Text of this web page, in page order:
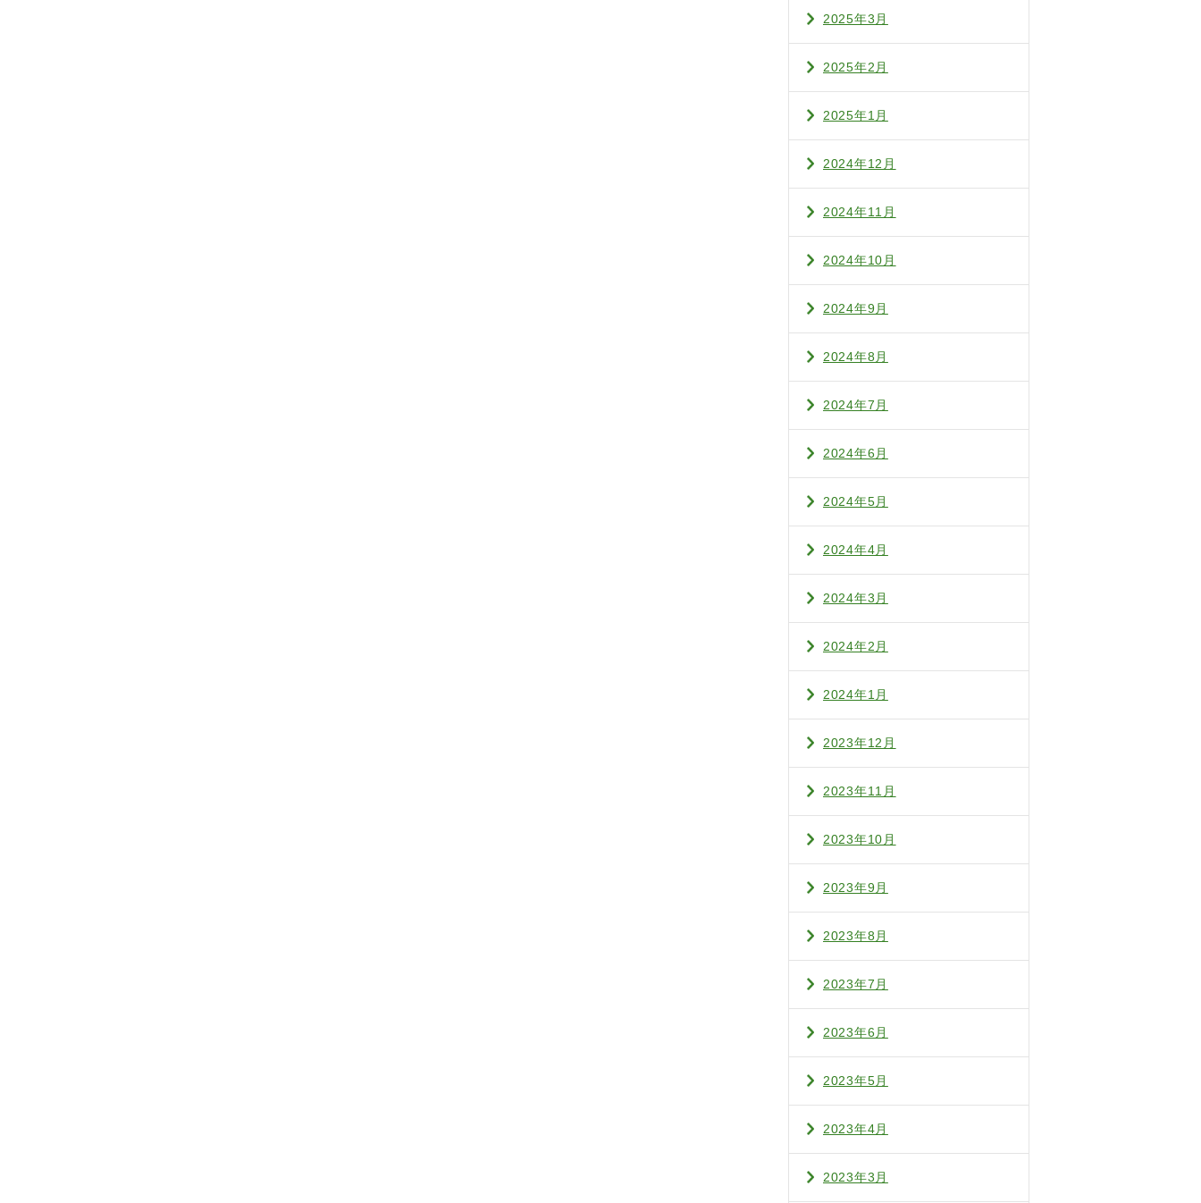
2025年3月
2025年2月
2025年1月
2024年12月
2024年11月
2024年10月
2024年9月
2024年8月
2024年7月
2024年6月
2024年5月
2024年4月
2024年3月
2024年2月
2024年1月
2023年12月
2023年11月
2023年10月
2023年9月
2023年8月
2023年7月
2023年6月
2023年5月
2023年4月
2023年3月